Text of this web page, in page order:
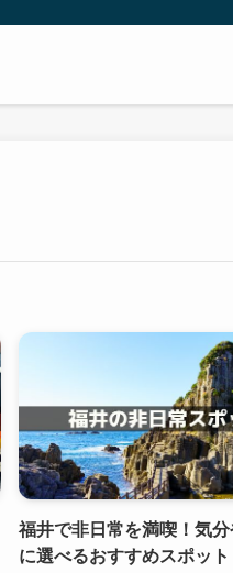
福井で非日常を満喫！気分
に選べるおすすめスポット